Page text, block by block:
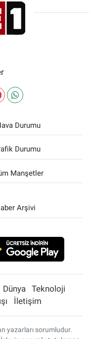
Durumu
Durumu
Manşetler
Arşivi
Dünya
Teknoloji
İletişim
yazarları sorumludur.